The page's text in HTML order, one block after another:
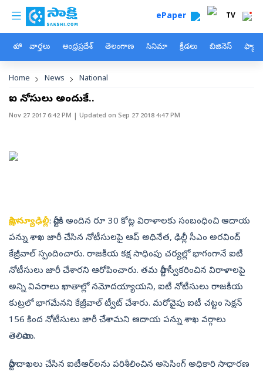
Skip to main content
custom menu ePaper TV
హోం వార్తలు ఆంధ్రప్రదేశ్ తెలంగాణ సినిమా క్రీడలు బిజినెస్
Breadcrumb
Home News National
ఐటీ నోటీసులు అందుకే..
Nov 27 2017 6:42 PM | Updated on Sep 27 2018 4:47 PM
సాక్షి,న్యూఢిల్లీ: పార్టీకి అందిన రూ 30 కోట్ల విరాళాలకు సంబంధించి ఆదాయ
పన్ను శాఖ జారీ చేసిన నోటీసులపై ఆప్‌ అధినేత, ఢిల్లీ సీఎం అరవింద్‌
కేజ్రీవాల్‌ స్పందించారు. రాజకీయ కక్ష సాధింపు చర్యల్లో భాగంగానే ఐటీ
నోటీసులు జారీ చేశారని ఆరోపించారు. తమ పార్టీ స్వీకరించిన విరాళాలపై
అన్ని వివరాలు ఖాతాల్లో నమోదయ్యాయని, ఐటీ నోటీసులు రాజకీయ
కుట్రలో భాగమేనని కేజ్రీవాల్‌ ట్వీట్‌ చేశారు. మరోవైపు ఐటీ చట్టం సెక్షన్‌
156 కింద నోటీసులు జారీ చేశామని ఆదాయ పన్ను శాఖ వర్గాలు
తెలిపాయి.
పార్టీ దాఖలు చేసిన ఐటీఆర్‌లను పరిశీలించిన అసెసింగ్‌ అధికారి సాధారణ